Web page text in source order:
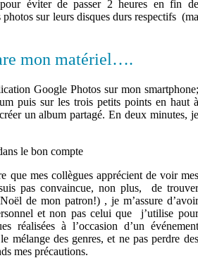
éviter de passer 2 heures en fin de
sur leurs disques durs respectifs (ma
mon matériel….
Google Photos sur mon smartphone;
puis sur les trois petits points en haut à
un album partagé. En deux minutes, je
le bon compte
que mes collègues apprécient de voir mes
pas convaincue, non plus, de trouver
de mon patron!) , je m’assure d’avoir
et non pas celui que j’utilise pour
réalisées à l’occasion d’un événement
mélange des genres, et ne pas perdre des
mes précautions.